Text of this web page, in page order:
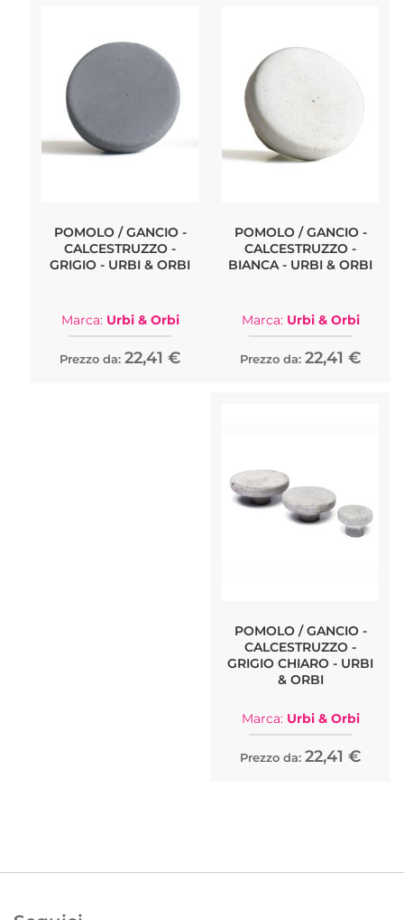
POMOLO / GANCIO -
CALCESTRUZZO -
GRIGIO - URBI & ORBI
Marca: Urbi & Orbi
Prezzo da: 22,41 €
POMOLO / GANCIO -
CALCESTRUZZO -
BIANCA - URBI & ORBI
Marca: Urbi & Orbi
Prezzo da: 22,41 €
POMOLO / GANCIO -
CALCESTRUZZO -
GRIGIO CHIARO - URBI
& ORBI
Marca: Urbi & Orbi
Prezzo da: 22,41 €